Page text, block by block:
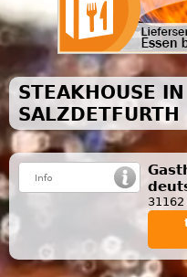
STEAKHOUSE
SALZDETFURTH